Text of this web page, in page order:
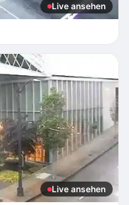
Live ansehen
Live ansehen